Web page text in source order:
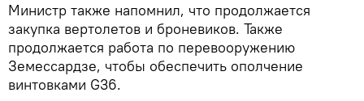
Министр также напомнил, что продолжается
закупка вертолетов и броневиков. Также
продолжается работа по перевооружению
Земессардзе, чтобы обеспечить ополчение
винтовками G36.